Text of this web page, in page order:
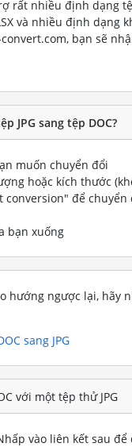
rất nhiều định dạng
và nhiều định
bạn sẽ
JPG sang tệp DOC?
muốn chuyển đổi
hoặc kích thước
conversion" để
bạn xuống
hướng ngược lại, hãy
sang JPG
với một tệp thử JPG
vào liên kết sau